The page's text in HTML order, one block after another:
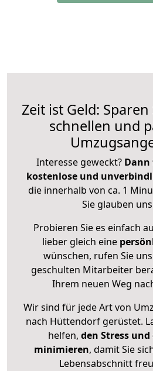
Zeit ist Geld:
schnellen und
Interesse geweckt? Dann
kostenlose und
die innerhalb von ca. 1
Sie glauben
Probieren Sie es einfach
lieber gleich eine
wünschen, rufen Sie
geschulten Mitarbeiter
Ihrem neuen Weg
Wir sind für jede Art von
nach Hüttendorf gerüstet.
helfen, den Stress
minimieren, damit Sie
Lebensabschnitt